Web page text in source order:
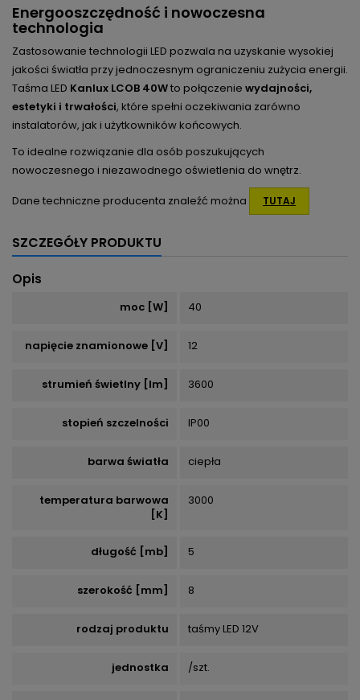
Energooszczędność i nowoczesna
technologia
Zastosowanie technologii LED pozwala na uzyskanie wysokiej
jakości światła przy jednoczesnym ograniczeniu zużycia energii.
Taśma LED Kanlux LCOB 40Wto połączenie wydajności,
estetyki i trwałości, które spełni oczekiwania zarówno
instalatorów, jak i użytkowników końcowych.
To idealne rozwiązanie dla osób poszukujących
nowoczesnego i niezawodnego oświetlenia do wnętrz.
Dane techniczne producenta znaleźć można
TUTAJ
SZCZEGÓŁY PRODUKTU
Opis
moc [W] 40
napięcie znamionowe [V] 12
strumień świetlny [lm] 3600
stopień szczelności IP00
barwa światła ciepła
temperatura barwowa
[K]
3000
długość [mb] 5
szerokość [mm] 8
rodzaj produktu taśmy LED 12V
jednostka /szt.